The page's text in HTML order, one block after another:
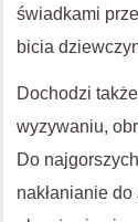
świadkami
bicia
Dochodzi
wyzywaniu,
Do
nakłanianie